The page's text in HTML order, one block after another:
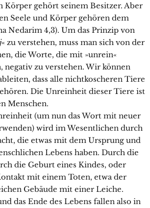
Körper gehört seinem Besitzer. Aber
Seele und Körper gehören dem
Nedarim 4,3). Um das Prinzip von
« zu verstehen, muss man sich von der
die Worte, die mit »unrein«
negativ zu verstehen. Wir können
dass alle nichtkoscheren Tiere
Die Unreinheit dieser Tiere ist
Menschen.
(um nun das Wort mit neuer
wird im Wesentlichen durch
die etwas mit dem Ursprung und
Lebens haben. Durch die
die Geburt eines Kindes, oder
mit einem Toten, etwa der
Gebäude mit einer Leiche.
das Ende des Lebens fallen also in